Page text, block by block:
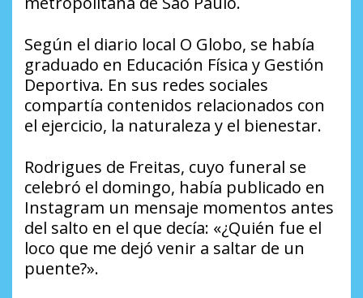
Según el diario local O Globo, se había
graduado en Educación Física y Gestión
Deportiva. En sus redes sociales
compartía contenidos relacionados con
el ejercicio, la naturaleza y el bienestar.
Rodrigues de Freitas, cuyo funeral se
celebró el domingo, había publicado en
Instagram un mensaje momentos antes
del salto en el que decía: «¿Quién fue el
loco que me dejó venir a saltar de un
puente?».